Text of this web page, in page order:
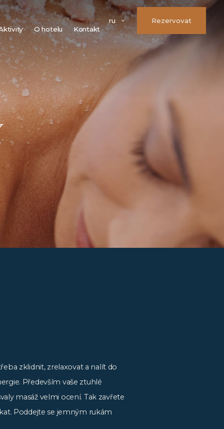
Města
Hrady a zámky
Kláštery a kostely
Rozhledny
Přírodní památky
Sport
O hotelu
Náš tým
FAQ
Parkování
Možnosti úhrady
Věrnostní program
VOS
Firemní údaje
Kontakt
ru Rezervovat
zklidnit, zrelaxovat a nalít do
Především vaše ztuhlé
masáž velmi ocení. Tak zavřete
Poddejte se jemným rukám